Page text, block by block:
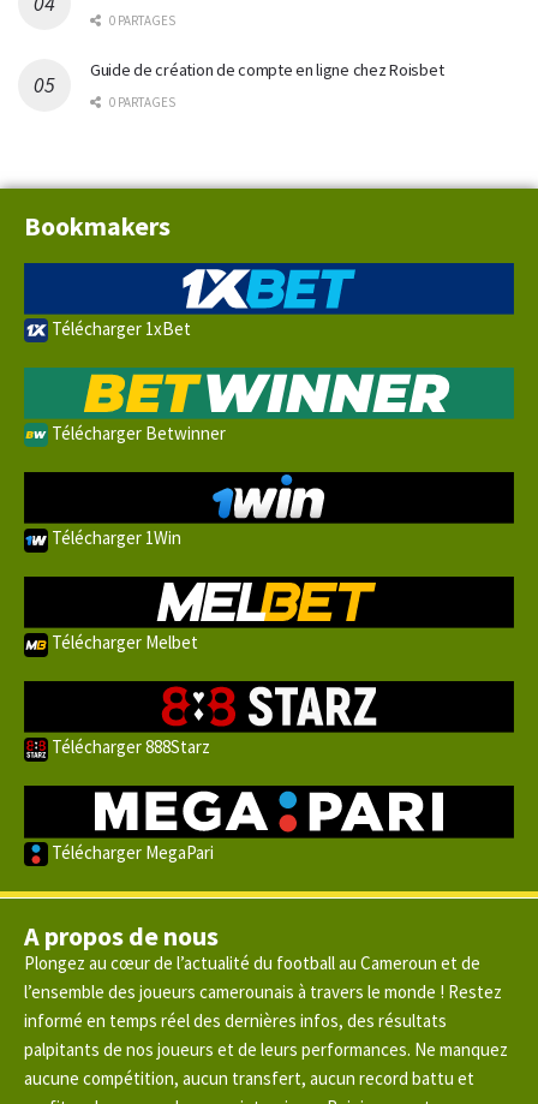
0 PARTAGES
Guide de création de compte en ligne chez Roisbet
0 PARTAGES
Bookmakers
Télécharger 1xBet
Télécharger Betwinner
Télécharger 1Win
Télécharger Melbet
Télécharger 888Starz
Télécharger MegaPari
A propos de nous
Plongez au cœur de l’actualité du football au Cameroun et de
l’ensemble des joueurs camerounais à travers le monde ! Restez
informé en temps réel des dernières infos, des résultats
palpitants de nos joueurs et de leurs performances. Ne manquez
aucune compétition, aucun transfert, aucun record battu et